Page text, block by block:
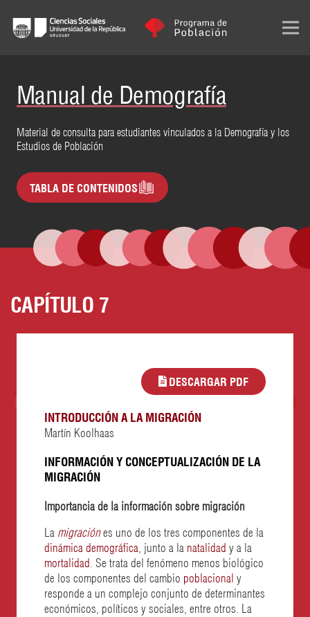
Manual de Demografía
Material de consulta para estudiantes vinculados a la Demografía y los
Estudios de Población
TABLA DE CONTENIDOS
CAPÍTULO 7
DESCARGAR PDF
INTRODUCCIÓN A LA MIGRACIÓN
Martín Koolhaas
INFORMACIÓN Y CONCEPTUALIZACIÓN DE LA
MIGRACIÓN
Importancia de la información sobre migración
La migraciónes uno de los tres componentes de la
dinámica demográfica , junto a la natalidad y a la
mortalidad . Se trata del fenómeno menos biológico
de los componentes del cambio poblacional y
responde a un complejo conjunto de determinantes
económicos, políticos y sociales, entre otros. La